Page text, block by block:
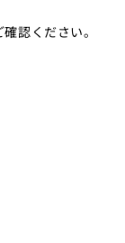
認ください。